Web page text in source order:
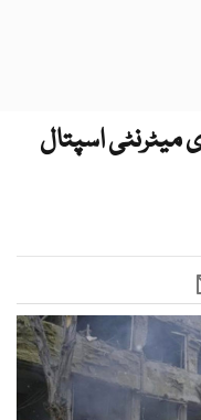
میٹرنٹی اسپتال